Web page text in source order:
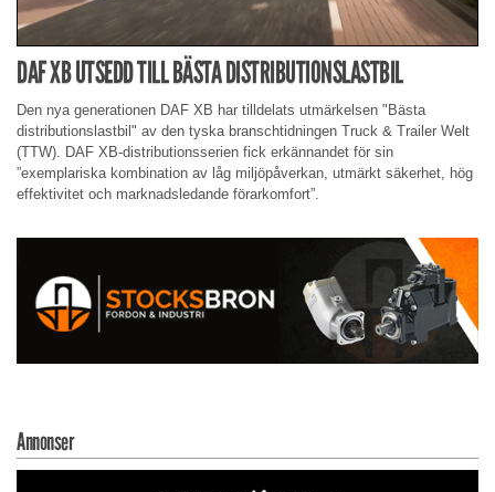
DAF XB UTSEDD TILL BÄSTA DISTRIBUTIONSLASTBIL
Den nya generationen DAF XB har tilldelats utmärkelsen "Bästa
distributionslastbil" av den tyska branschtidningen Truck & Trailer Welt
(TTW). DAF XB-distributionsserien fick erkännandet för sin
”exemplariska kombination av låg miljöpåverkan, utmärkt säkerhet, hög
effektivitet och marknadsledande förarkomfort”.
Annonser